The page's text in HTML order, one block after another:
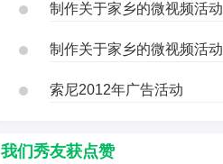
制作关于家乡的微视频活动
制作关于家乡的微视频活动
索尼2012年广告活动
我们秀友获点赞